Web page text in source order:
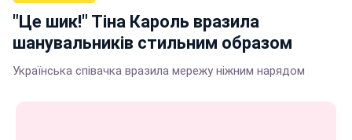
"Це шик!" Тіна Кароль вразила
шанувальників стильним образом
Українська співачка вразила мережу ніжним нарядом